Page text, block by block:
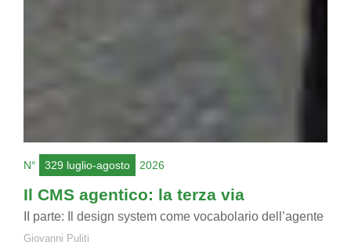
N° 329 luglio-agosto 2026
Il CMS agentico: la terza via
II parte: Il design system come vocabolario dell’agente
Giovanni Puliti